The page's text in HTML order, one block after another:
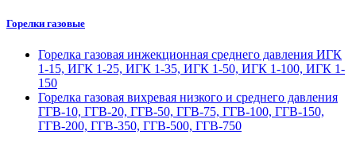
Горелки газовые
Горелка газовая инжекционная среднего давления ИГК
1-15, ИГК 1-25, ИГК 1-35, ИГК 1-50, ИГК 1-100, ИГК 1-
150
Горелка газовая вихревая низкого и среднего давления
ГГВ-10, ГГВ-20, ГГВ-50, ГГВ-75, ГГВ-100, ГГВ-150,
ГГВ-200, ГГВ-350, ГГВ-500, ГГВ-750